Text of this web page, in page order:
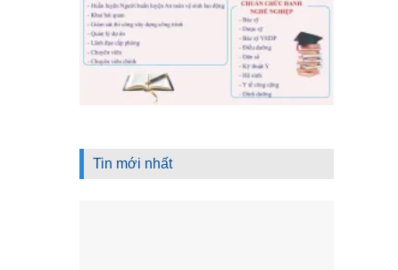
Tin mới nhất